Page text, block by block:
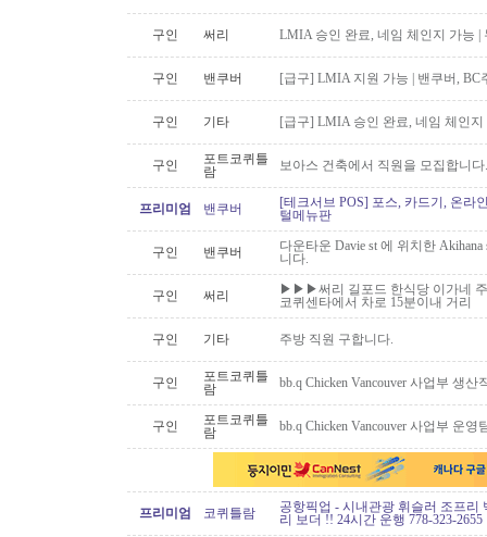
구인 써리 LMIA 승인 완료, 네임 체인지 가능 |
구인 밴쿠버 [급구] LMIA 지원 가능 | 밴쿠버,
구인 기타 [급구] LMIA 승인 완료, 네임 체인
구인
포트코퀴틀
람
보아스 건축에서 직원을 모집합니다.
프리미엄 밴쿠버
[테크서브 POS] 포스, 카드기, 온라
털메뉴판
구인 밴쿠버
다운타운 Davie st 에 위치한
니다.
구인 써리
▶▶▶써리 길포드 한식당 이가네
코퀴센타에서 차로 15분이내 거리
구인 기타 주방 직원 구합니다.
구인
포트코퀴틀
람
bb.q Chicken Vancouver 사업부 생
구인
포트코퀴틀
람
bb.q Chicken Vancouver 사업부 운
프리미엄 코퀴틀람
공항픽업 - 시내관광 휘슬러 조프
리 보더 !! 24시간 운행 778-323-2655